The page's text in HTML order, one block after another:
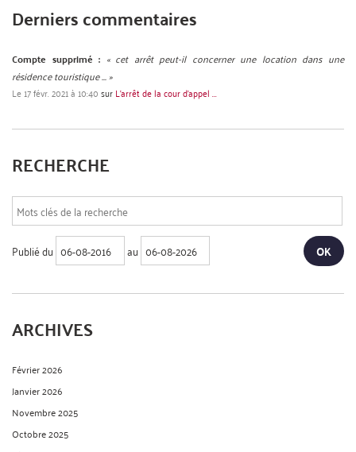
Derniers commentaires
Compte supprimé : « cet arrêt peut-il concerner une location dans une
résidence touristique ... »
Le 17 févr. 2021 à 10:40surL’arrêt de la cour d’appel ...
RECHERCHE
Publié du au
ARCHIVES
Février 2026
Janvier 2026
Novembre 2025
Octobre 2025